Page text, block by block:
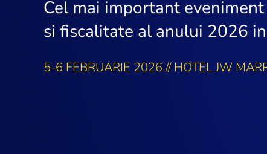
Cel mai important
si fiscalitate al anului 2026
5-6 FEBRUARIE 2026// HOTEL JW